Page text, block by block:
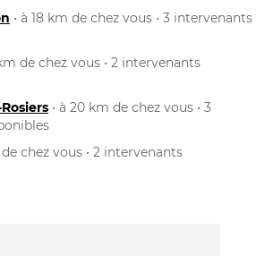
• à 18 km de chez vous • 3 intervenants
km de chez vous • 2 intervenants
• à 20 km de chez vous • 3
de chez vous • 2 intervenants